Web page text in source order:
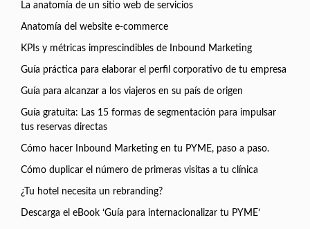
La anatomía de un sitio web de servicios
Anatomía del website e-commerce
KPIs y métricas imprescindibles de Inbound Marketing
Guía práctica para elaborar el perfil corporativo de tu empresa
Guía para alcanzar a los viajeros en su país de origen
Guía gratuita: Las 15 formas de segmentación para impulsar
tus reservas directas
Cómo hacer Inbound Marketing en tu PYME, paso a paso.
Cómo duplicar el número de primeras visitas a tu clínica
¿Tu hotel necesita un rebranding?
Descarga el eBook ‘Guía para internacionalizar tu PYME’